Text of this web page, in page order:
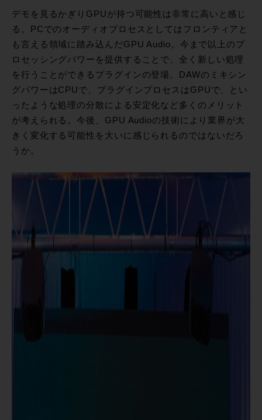
デモを見るかぎりGPUが持つ可能性は非常に高いと感じ
る。PCでのオーディオプロセスとしてはフロンティアと
も言える領域に踏み込んだGPU Audio。今まで以上のプ
ロセッシングパワーを提供することで、全く新しい処理
を行うことができるプラグインの登場。DAWのミキシン
グパワーはCPUで、プラグインプロセスはGPUで、とい
ったような処理の分散による安定化など多くのメリット
が考えられる。今後、GPU Audioの技術により業界が大
きく変化する可能性を大いに感じられるのではないだろ
うか。